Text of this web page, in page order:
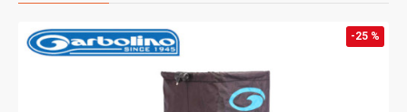
-25 %